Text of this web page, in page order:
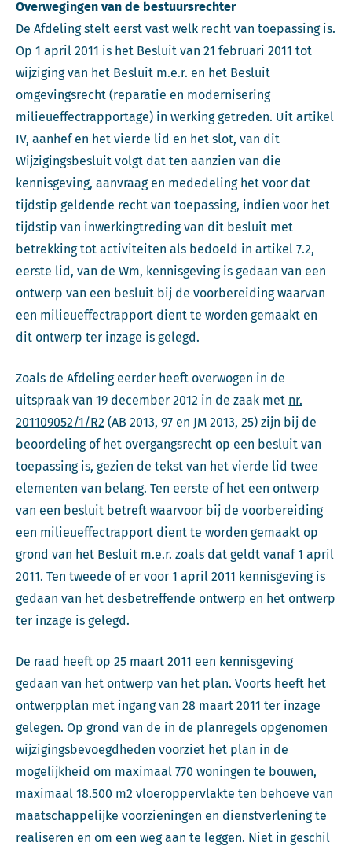
Overwegingen van de bestuursrechter
De Afdeling stelt eerst vast welk recht van toepassing is.
Op 1 april 2011 is het Besluit van 21 februari 2011 tot
wijziging van het Besluit m.e.r. en het Besluit
omgevingsrecht (reparatie en modernisering
milieueffectrapportage) in werking getreden. Uit artikel
IV, aanhef en het vierde lid en het slot, van dit
Wijzigingsbesluit volgt dat ten aanzien van die
kennisgeving, aanvraag en mededeling het voor dat
tijdstip geldende recht van toepassing, indien voor het
tijdstip van inwerkingtreding van dit besluit met
betrekking tot activiteiten als bedoeld in artikel 7.2,
eerste lid, van de Wm, kennisgeving is gedaan van een
ontwerp van een besluit bij de voorbereiding waarvan
een milieueffectrapport dient te worden gemaakt en
dit ontwerp ter inzage is gelegd.
Zoals de Afdeling eerder heeft overwogen in de
uitspraak van 19 december 2012 in de zaak met nr.
201109052/1/R2 (AB 2013, 97 en JM 2013, 25) zijn bij de
beoordeling of het overgangsrecht op een besluit van
toepassing is, gezien de tekst van het vierde lid twee
elementen van belang. Ten eerste of het een ontwerp
van een besluit betreft waarvoor bij de voorbereiding
een milieueffectrapport dient te worden gemaakt op
grond van het Besluit m.e.r. zoals dat geldt vanaf 1 april
2011. Ten tweede of er voor 1 april 2011 kennisgeving is
gedaan van het desbetreffende ontwerp en het ontwerp
ter inzage is gelegd.
De raad heeft op 25 maart 2011 een kennisgeving
gedaan van het ontwerp van het plan. Voorts heeft het
ontwerpplan met ingang van 28 maart 2011 ter inzage
gelegen. Op grond van de in de planregels opgenomen
wijzigingsbevoegdheden voorziet het plan in de
mogelijkheid om maximaal 770 woningen te bouwen,
maximaal 18.500 m2 vloeroppervlakte ten behoeve van
maatschappelijke voorzieningen en dienstverlening te
realiseren en om een weg aan te leggen. Niet in geschil